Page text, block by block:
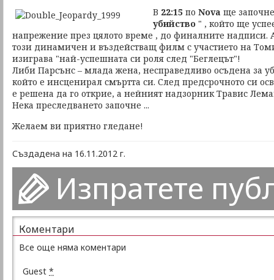
В 22:15 по Nova ще
убийство " , който ще
напрежение през цялото време , до финалните надписи.
този динамичен и въздействащ филм с участието на
изиграва "най-успешната си роля след "Беглецът"!
Либи Парсънс – млада жена, несправедливо осъдена за
който е инсценирал смъртта си. След предсрочното си
е решена да го открие, а нейният надзорник Травис
Нека преследването започне ...
Желаем ви приятно гледане!
Създадена на 16.11.2012 г.
Изпратете
Коментари
Все още няма коментари
Guest *